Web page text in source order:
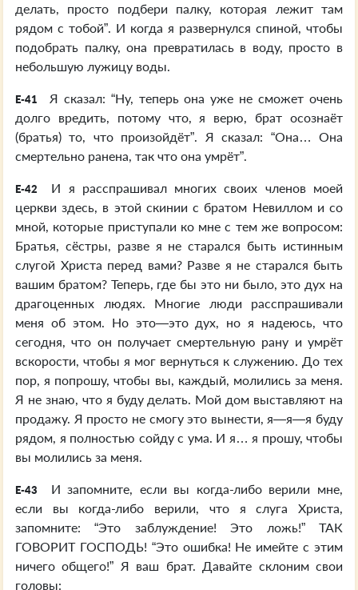
делать, просто подбери палку, которая лежит там
рядом с тобой”. И когда я развернулся спиной, чтобы
подобрать палку, она превратилась в воду, просто в
небольшую лужицу воды.
E-41
Я сказал: “Ну, теперь она уже не сможет очень
долго вредить, потому что, я верю, брат осознаёт
(братья) то, что произойдёт”. Я сказал: “Она… Она
смертельно ранена, так что она умрёт”.
E-42
И я расспрашивал многих своих членов моей
церкви здесь, в этой скинии с братом Невиллом и со
мной, которые приступали ко мне с тем же вопросом:
Братья, сёстры, разве я не старался быть истинным
слугой Христа перед вами? Разве я не старался быть
вашим братом? Теперь, где бы это ни было, это дух на
драгоценных людях. Многие люди расспрашивали
меня об этом. Но это—это дух, но я надеюсь, что
сегодня, что он получает смертельную рану и умрёт
вскорости, чтобы я мог вернуться к служению. До тех
пор, я попрошу, чтобы вы, каждый, молились за меня.
Я не знаю, что я буду делать. Мой дом выставляют на
продажу. Я просто не смогу это вынести, я—я—я буду
рядом, я полностью сойду с ума. И я… я прошу, чтобы
вы молились за меня.
E-43
И запомните, если вы когда-либо верили мне,
если вы когда-либо верили, что я слуга Христа,
запомните: “Это заблуждение! Это ложь!” ТАК
ГОВОРИТ ГОСПОДЬ! “Это ошибка! Не имейте с этим
ничего общего!” Я ваш брат. Давайте склоним свои
головы: